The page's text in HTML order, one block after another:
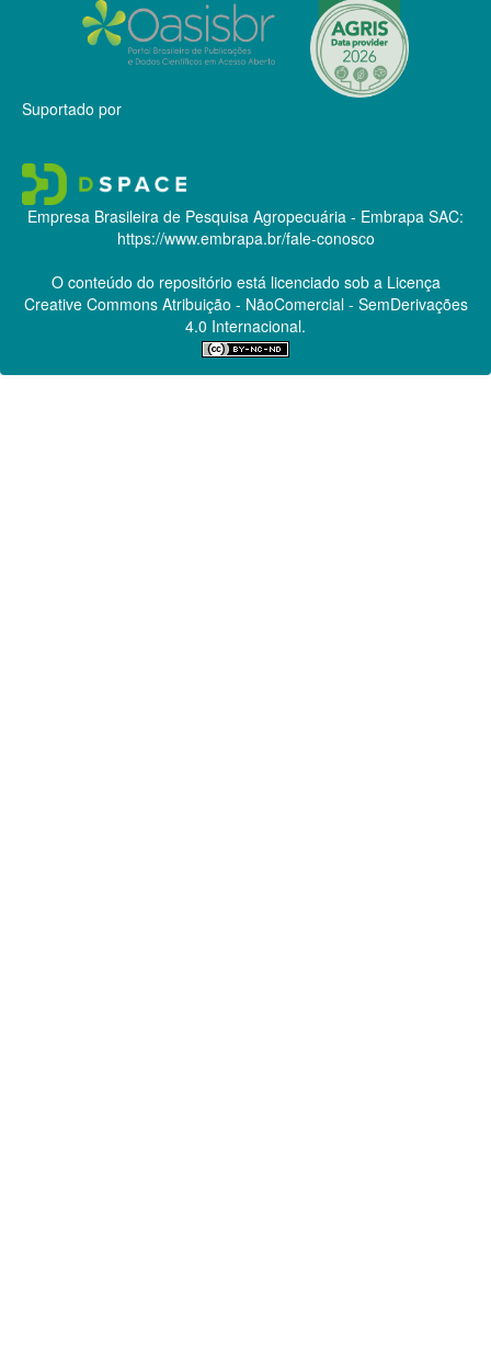
Suportado por
Empresa Brasileira de Pesquisa Agropecuária - Embrapa SAC:
https://www.embrapa.br/fale-conosco
O conteúdo do repositório está licenciado sob a Licença
Creative CommonsAtribuição - NãoComercial - SemDerivações
4.0 Internacional.